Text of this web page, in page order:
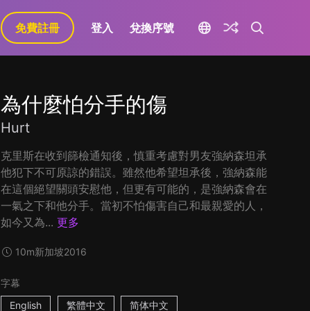
免費註冊 登入 兌換序號
為什麼怕分手的傷
Hurt
克里斯在收到篩檢通知後，慎重考慮對男友強納森坦承
他犯下不可原諒的錯誤。雖然他希望坦承後，強納森能
在這個絕望關頭安慰他，但更有可能的，是強納森會在
一氣之下和他分手。當初不怕傷害自己和最親愛的人，
如今又為... 更多
10m新加坡2016
字幕
English
繁體中文 简体中文